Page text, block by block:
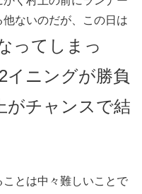
ないのだが、この日は
ってしまっ
イニングが勝負
がチャンスで結
とは中々難しいことで